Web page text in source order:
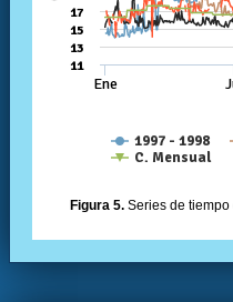
Figura 5. Series de